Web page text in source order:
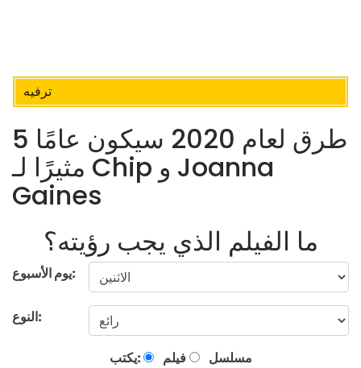
ترفيه
5 طرق لعام 2020 سيكون عامًا
مثيرًا لـ Chip و Joanna
Gaines
ما الفيلم الذي يجب رؤيته؟
يوم الأسبوع:
النوع:
يكتب: فيلم مسلسل